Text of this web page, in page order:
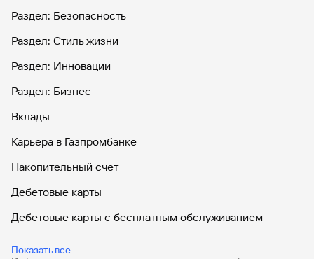
Раздел: Безопасность
Раздел: Стиль жизни
Раздел: Инновации
Раздел: Бизнес
Вклады
Карьера в Газпромбанке
Накопительный счет
Дебетовые карты
Дебетовые карты с бесплатным обслуживанием
Показать все